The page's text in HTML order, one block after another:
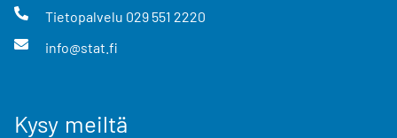
Tietopalvelu 029 551 2220
info@stat.fi
Kysy meiltä